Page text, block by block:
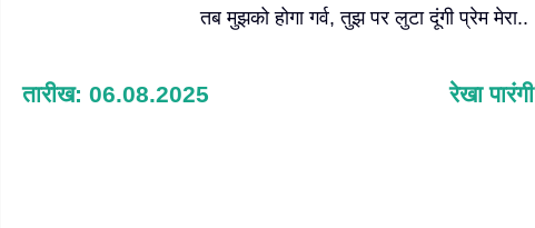
तब मुझको होगा गर्व, तुझ पर लुटा दूंगी प्रेम मेरा..
तारीख: 06.08.2025 रेखा पारंगी